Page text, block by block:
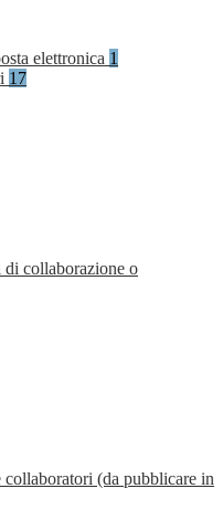
elettronica 1
17
collaborazione o
collaboratori (da pubblicare in